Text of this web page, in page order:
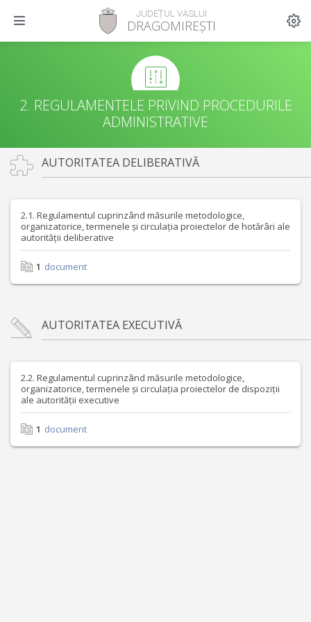
JUDEȚUL VASLUI
DRAGOMIREȘTI
2. REGULAMENTELE PRIVIND PROCEDURILE
ADMINISTRATIVE
AUTORITATEA DELIBERATIVĂ
2.1. Regulamentul cuprinzând măsurile metodologice,
organizatorice, termenele și circulația proiectelor de hotărâri ale
autorității deliberative
1 document
AUTORITATEA EXECUTIVĂ
2.2. Regulamentul cuprinzând măsurile metodologice,
organizatorice, termenele și circulația proiectelor de dispoziții
ale autorității executive
1 document